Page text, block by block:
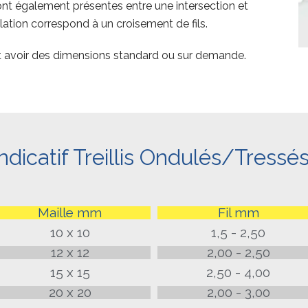
également présentes entre une intersection et
correspond à un croisement de fils.
des dimensions standard ou sur demande.
Treillis Ondulés/
Maille mm
Fil mm
10 x 10
1,5 - 2,50
12 x 12
2,00 - 2,50
15 x 15
2,50 - 4,00
20 x 20
2,00 - 3,00